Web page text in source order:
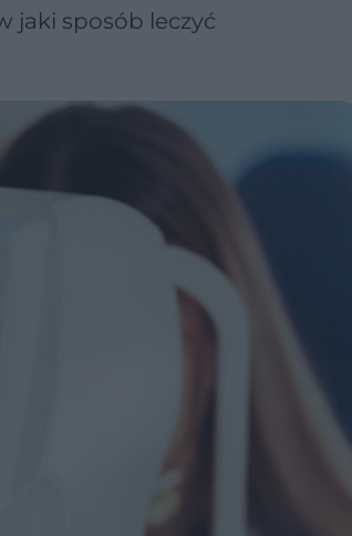
jaki sposób leczyć